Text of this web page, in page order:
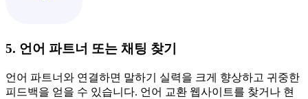
5. 언어 파트너 또는 채팅 찾기
언어 파트너와 연결하면 말하기 실력을 크게 향상하고 귀중한
피드백을 얻을 수 있습니다. 언어 교환 웹사이트를 찾거나 현